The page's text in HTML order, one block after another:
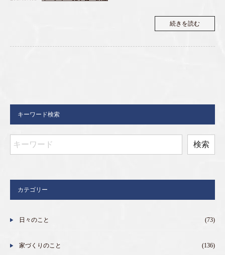
続きを読む
キーワード検索
カテゴリー
日々のこと (73)
家づくりのこと (136)